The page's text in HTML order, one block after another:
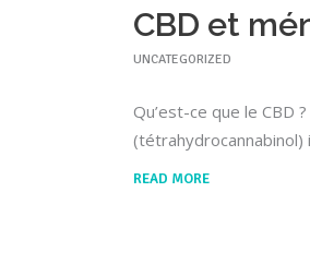
CBD et
UNCATEGORIZED
Qu’est-ce que le CBD
(tétrahydrocannabinol)
READ MORE